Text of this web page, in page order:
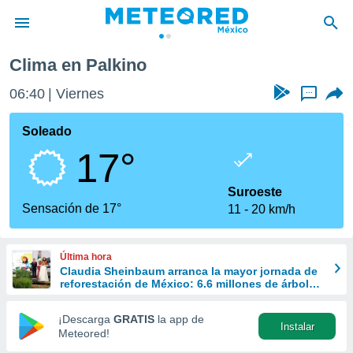
de
ha sido
calidad.
a este
las
y
forma
digital
basada
Clima en Palkino
06:40 Viernes ...
Soleado
17°
Sensación de 17°
Suroeste
11
20 km/h
Última hora
Claudia Sheinbaum arranca la mayor jornada de
reforestación de México: 6.6 millones de árboles
¡Descarga GRATIS la app de
Meteored!
Instalar